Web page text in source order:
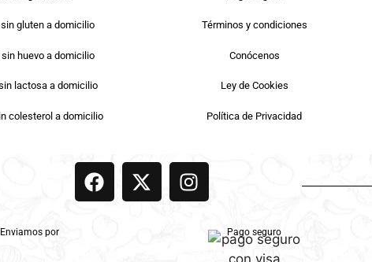
gluten a domicilio
huevo a domicilio
lactosa a domicilio
colesterol a domicilio
Términos y condiciones
Conócenos
Ley de Cookies
Política de Privacidad
Enviamos por Pago seguro